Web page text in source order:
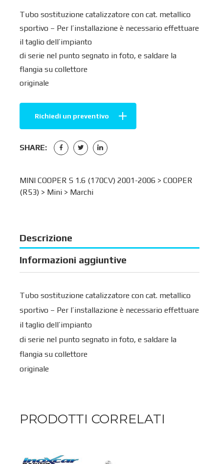
Tubo sostituzione catalizzatore con cat. metallico
sportivo – Per l’installazione è necessario effettuare
il taglio dell’impianto
di serie nel punto segnato in foto, e saldare la
flangia su collettore
originale
Richiedi un preventivo
SHARE:
MINI COOPER S 1.6 (170CV) 2001-2006 > COOPER
(R53) > Mini > Marchi
Descrizione
Informazioni aggiuntive
Tubo sostituzione catalizzatore con cat. metallico
sportivo – Per l’installazione è necessario effettuare
il taglio dell’impianto
di serie nel punto segnato in foto, e saldare la
flangia su collettore
originale
PRODOTTI CORRELATI